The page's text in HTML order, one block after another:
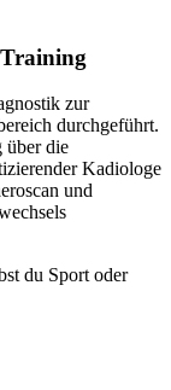
zur
durchgeführt.
über die
Kadiologe
und
du Sport oder